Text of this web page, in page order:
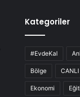
Kategoriler
#EvdeKal
Bölge CANLI
Ekonomi